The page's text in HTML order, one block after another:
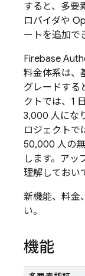
すると、多要
ロバイダや
ートを追加で
Firebase
料金体系は、
グレードする
クトでは、1
3,000 人にな
ロジェクトで
50,000 人の
します。アッ
理解しておい
新機能、料金
い。
機能